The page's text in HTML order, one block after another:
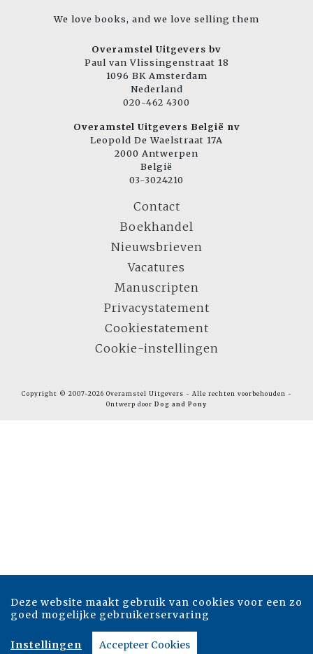
We love books, and we love selling them
Overamstel Uitgevers bv
Paul van Vlissingenstraat 18
1096 BK Amsterdam
Nederland
020-462 4300
Overamstel Uitgevers België nv
Leopold De Waelstraat 17A
2000 Antwerpen
België
03-3024210
Contact
Boekhandel
Nieuwsbrieven
Vacatures
Manuscripten
Privacystatement
Cookiestatement
Cookie-instellingen
Copyright © 2007-2026 Overamstel Uitgevers - Alle rechten voorbehouden -
Ontwerp door Dog and Pony
Deze website maakt gebruik van cookies voor een zo
goed mogelijke gebruikerservaring
Instellingen Accepteer Cookies